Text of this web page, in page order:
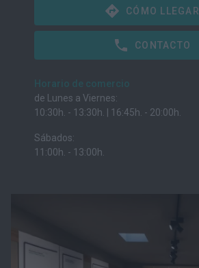
CÓMO LLEGAR
CONTACTO
de Lunes a Viernes:
10:30h. - 13:30h. | 16:45h. - 20:00h.
Sábados:
11:00h. - 13:00h.